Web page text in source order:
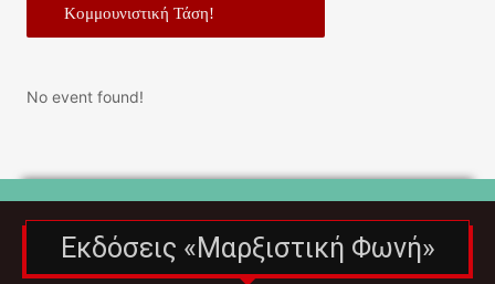
Κομμουνιστική Τάση!
No event found!
Εκδόσεις «Μαρξιστική Φωνή»